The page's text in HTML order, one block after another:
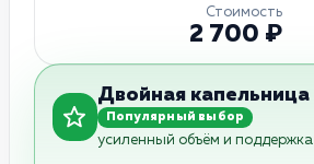
Стоимость
2 700 ₽
Двойная капельница
Популярный выбор
усиленный объём и поддержка